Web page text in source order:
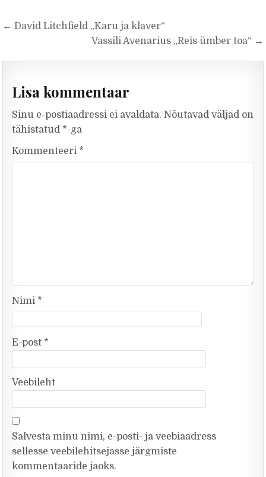
Navigeerimine
← David Litchfield „Karu ja klaver“
Vassili Avenarius „Reis ümber toa“ →
Lisa kommentaar
Sinu e-postiaadressi ei avaldata. Nõutavad väljad on
tähistatud *-ga
Kommenteeri *
Nimi *
E-post *
Veebileht
Salvesta minu nimi, e-posti- ja veebiaadress
sellesse veebilehitsejasse järgmiste
kommentaaride jaoks.